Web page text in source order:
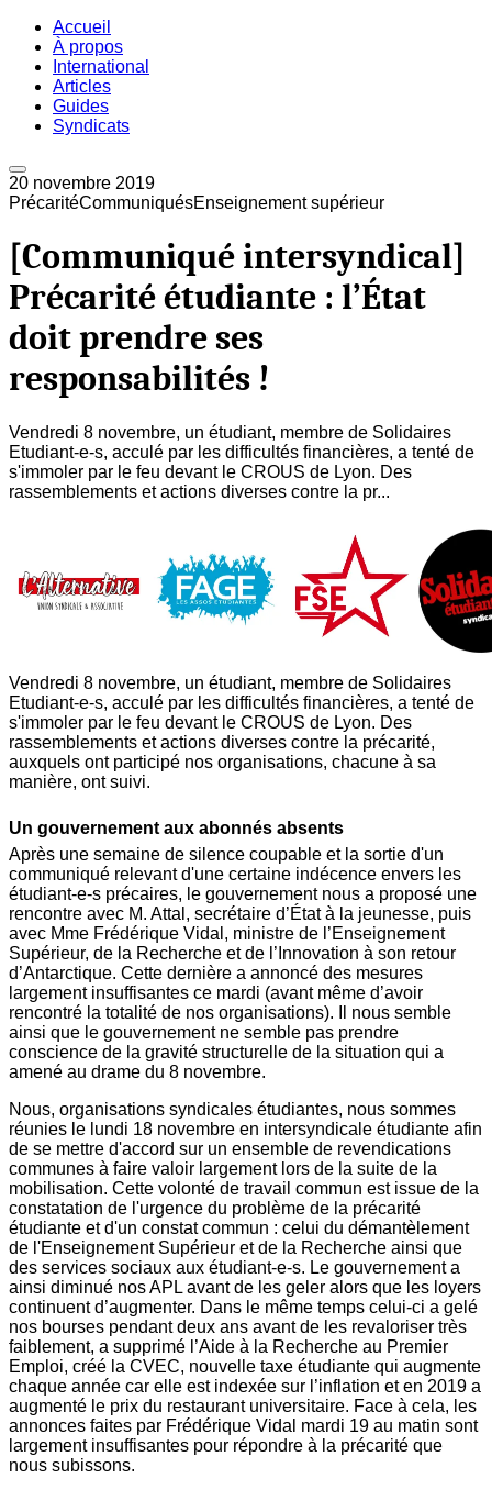
Accueil
À propos
International
Articles
Guides
Syndicats
20 novembre 2019
PrécaritéCommuniquésEnseignement supérieur
[Communiqué intersyndical]
Précarité étudiante : l’État
doit prendre ses
responsabilités !
Vendredi 8 novembre, un étudiant, membre de Solidaires
Etudiant-e-s, acculé par les difficultés financières, a tenté de
s'immoler par le feu devant le CROUS de Lyon. Des
rassemblements et actions diverses contre la pr...
Vendredi 8 novembre, un étudiant, membre de Solidaires
Etudiant-e-s, acculé par les difficultés financières, a tenté de
s'immoler par le feu devant le CROUS de Lyon. Des
rassemblements et actions diverses contre la précarité,
auxquels ont participé nos organisations, chacune à sa
manière, ont suivi.
Un gouvernement aux abonnés absents
Après une semaine de silence coupable et la sortie d'un
communiqué relevant d'une certaine indécence envers les
étudiant-e-s précaires, le gouvernement nous a proposé une
rencontre avec M. Attal, secrétaire d’État à la jeunesse, puis
avec Mme Frédérique Vidal, ministre de l’Enseignement
Supérieur, de la Recherche et de l’Innovation à son retour
d’Antarctique. Cette dernière a annoncé des mesures
largement insuffisantes ce mardi (avant même d’avoir
rencontré la totalité de nos organisations). Il nous semble
ainsi que le gouvernement ne semble pas prendre
conscience de la gravité structurelle de la situation qui a
amené au drame du 8 novembre.
Nous, organisations syndicales étudiantes, nous sommes
réunies le lundi 18 novembre en intersyndicale étudiante afin
de se mettre d'accord sur un ensemble de revendications
communes à faire valoir largement lors de la suite de la
mobilisation. Cette volonté de travail commun est issue de la
constatation de l'urgence du problème de la précarité
étudiante et d'un constat commun : celui du démantèlement
de l'Enseignement Supérieur et de la Recherche ainsi que
des services sociaux aux étudiant-e-s. Le gouvernement a
ainsi diminué nos APL avant de les geler alors que les loyers
continuent d’augmenter. Dans le même temps celui-ci a gelé
nos bourses pendant deux ans avant de les revaloriser très
faiblement, a supprimé l’Aide à la Recherche au Premier
Emploi, créé la CVEC, nouvelle taxe étudiante qui augmente
chaque année car elle est indexée sur l’inflation et en 2019 a
augmenté le prix du restaurant universitaire. Face à cela, les
annonces faites par Frédérique Vidal mardi 19 au matin sont
largement insuffisantes pour répondre à la précarité que
nous subissons.